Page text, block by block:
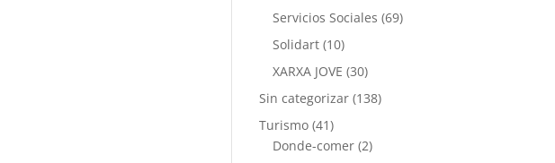
Servicios Sociales (69)
Solidart (10)
XARXA JOVE (30)
Sin categorizar (138)
Turismo (41)
Donde-comer (2)